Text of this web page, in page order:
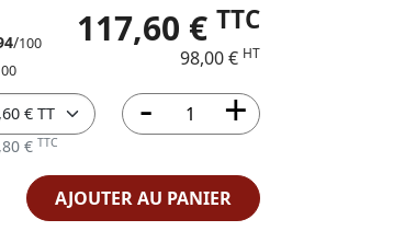
/100 117,60 € TTC
98,00 € HT
€ TTC
AJOUTER AU PANIER